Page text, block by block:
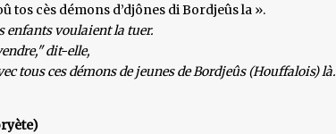
tos cès démons d’djônes di Bordjeûs la ».
enfants voulaient la tuer.
dit-elle,
tous ces démons de jeunes de Bordjeûs (Houffalois) là.